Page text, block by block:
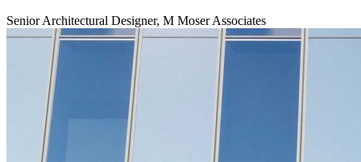
Senior Architectural Designer, M Moser Associates